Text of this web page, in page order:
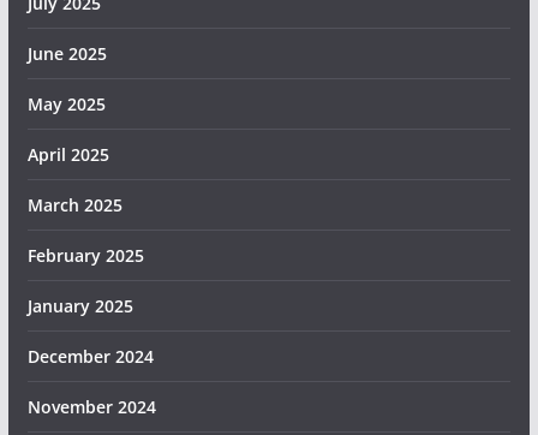
June 2025
May 2025
April 2025
March 2025
February 2025
January 2025
December 2024
November 2024